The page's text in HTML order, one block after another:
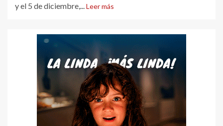
y el 5 de diciembre,... Leer más